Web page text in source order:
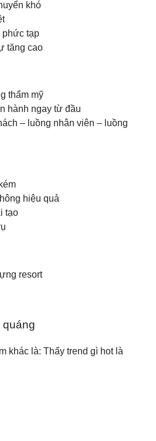
khó
phức tạp
tăng cao
thẩm mỹ
hành ngay từ đầu
– luồng nhân viên – luồng
hiệu quả
tạo
quáng
khác là: Thấy trend gì hot là